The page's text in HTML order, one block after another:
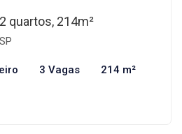
quartos, 214m²
3 Vagas 214 m²